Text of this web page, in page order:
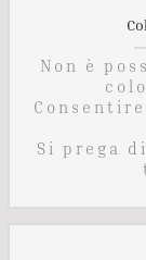
Non è
Si prega